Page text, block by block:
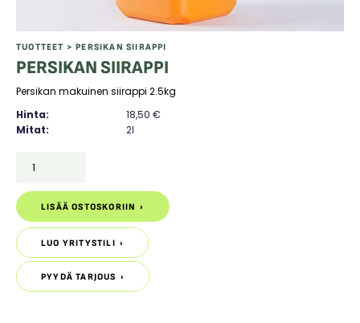
TUOTTEET > PERSIKAN SIIRAPPI
PERSIKAN SIIRAPPI
Persikan makuinen siirappi 2.5kg
Hinta:
18,50€
Mitat:
2l
SIIRAPPI
LISÄÄ OSTOSKORIIN
LISÄÄ OSTOSKORIIN
LUO YRITYSTILI
LUO YRITYSTILI
PYYDÄ TARJOUS
PYYDÄ TARJOUS